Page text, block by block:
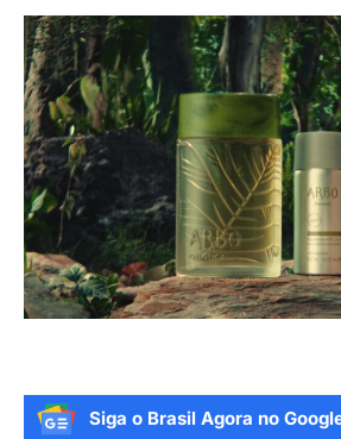
Siga o Brasil Agora no